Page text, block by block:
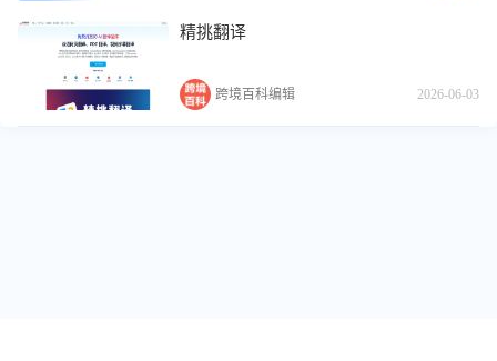
精挑翻译
跨境百科编辑 2026-06-03